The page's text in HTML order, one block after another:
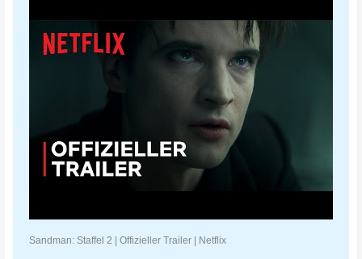
Sandman: Staffel 2 | Offizieller Trailer | Netflix